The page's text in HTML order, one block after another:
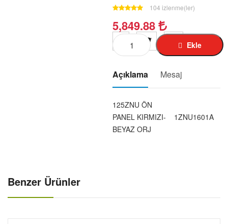
MOTOR DIŞ LASTIK-1-
GIYIM-KASK-AKSESUAR-1-
104 izlenme(ler)
5,849.88
Ekle
Açıklama Mesaj
125ZNU ÖN
PANEL KIRMIZI-
BEYAZ ORJ
1ZNU1601A
Benzer Ürünler